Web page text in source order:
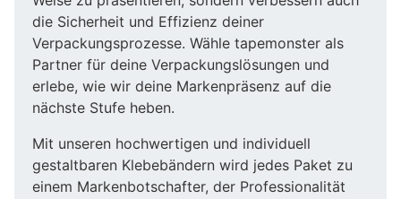
die Sicherheit und Effizienz deiner
Verpackungsprozesse. Wähle tapemonster als
Partner für deine Verpackungslösungen und
erlebe, wie wir deine Markenpräsenz auf die
nächste Stufe heben.
Mit unseren hochwertigen und individuell
gestaltbaren Klebebändern wird jedes Paket zu
einem Markenbotschafter, der Professionalität